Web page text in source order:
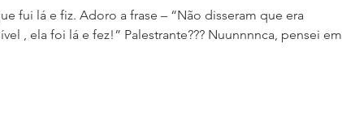
fui lá e fiz. Adoro a frase – “Não disseram que era
, ela foi lá e fez!” Palestrante??? Nuunnnnca, pensei em